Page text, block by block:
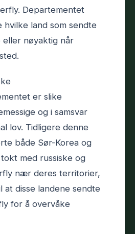
Departementet
hvilke land som sendte
nøyaktig når
er slike
og i samsvar
lov. Tidligere denne
både Sør-Korea og
med russiske og
nær deres territorier,
at disse landene sendte
for å overvåke